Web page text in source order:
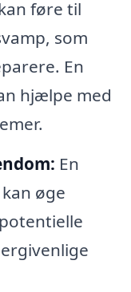
føre til
som
En
hjælpe med
En
øge